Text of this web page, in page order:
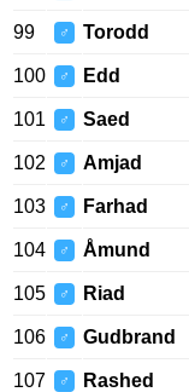
99 ♂ Torodd
100 ♂ Edd
101 ♂ Saed
102 ♂ Amjad
103 ♂ Farhad
104 ♂ Åmund
105 ♂ Riad
106 ♂ Gudbrand
107 ♂ Rashed